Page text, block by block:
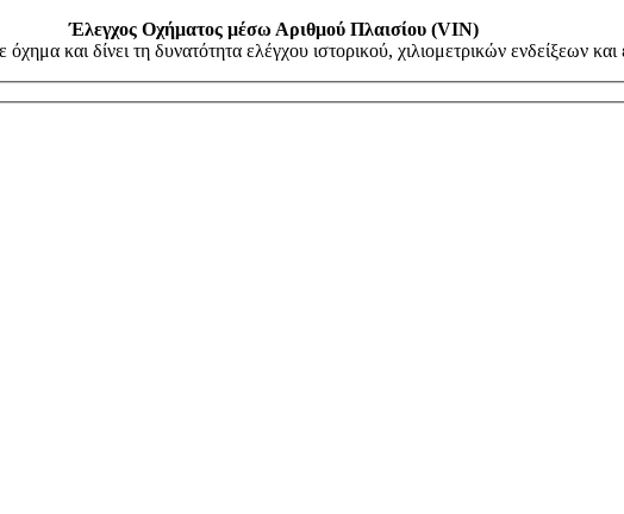
Έλεγχος Οχήματος μέσω Αριθμού Πλαισίου (VIN)
και δίνει τη δυνατότητα ελέγχου ιστορικού, χιλιομετρικών ενδείξεων